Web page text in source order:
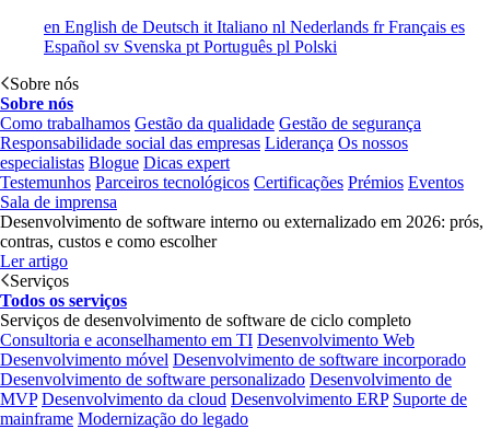
en English de Deutsch it Italiano nl Nederlands frFrançais es
Español sv Svenska pt Português pl Polski
Sobre nós
Sobre nós
Como trabalhamos Gestão da qualidade Gestão de segurança
Responsabilidade social das empresas Liderança Os nossos
especialistas Blogue Dicas expert
Testemunhos Parceiros tecnológicos Certificações Prémios Eventos
Sala de imprensa
Desenvolvimento de software interno ou externalizado em 2026: prós,
contras, custos e como escolher
Ler artigo
Serviços
Todos os serviços
Serviços de desenvolvimento de software de ciclo completo
Consultoria e aconselhamento em TI Desenvolvimento Web
Desenvolvimento móvel Desenvolvimento de software incorporado
Desenvolvimento de software personalizado Desenvolvimento de
MVP Desenvolvimento da cloud Desenvolvimento ERP Suporte de
mainframe Modernização do legado